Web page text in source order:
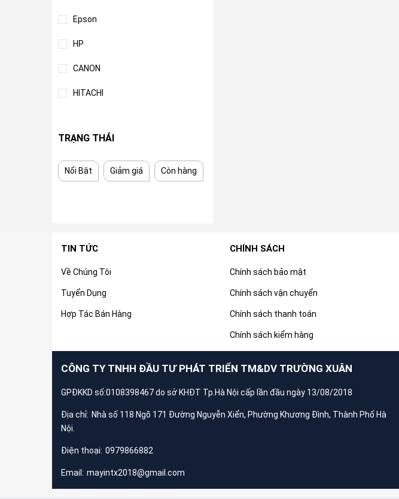
Epson
HP
CANON
HITACHI
TRẠNG THÁI
Nổi Bật Giảm giá Còn hàng
TIN TỨC
Về Chúng Tôi
Tuyển Dụng
Hợp Tác Bán Hàng
CHÍNH SÁCH
Chính sách bảo mật
Chính sách vận chuyển
Chính sách thanh toán
Chính sách kiểm hàng
CÔNG TY TNHH ĐẦU TƯ PHÁT TRIỂN TM&DV TRƯỜNG XUÂN
GPĐKKD số:0108398467 do sở KHĐT Tp.Hà Nội cấp lần đầu ngày 13/08/2018
Địa chỉ: Nhà số 118 Ngõ 171 Đường Nguyễn Xiển, Phường Khương Đình, Thành Phố Hà
Nội.
Điện thoại: 0979866882
Email: mayintx2018@gmail.com